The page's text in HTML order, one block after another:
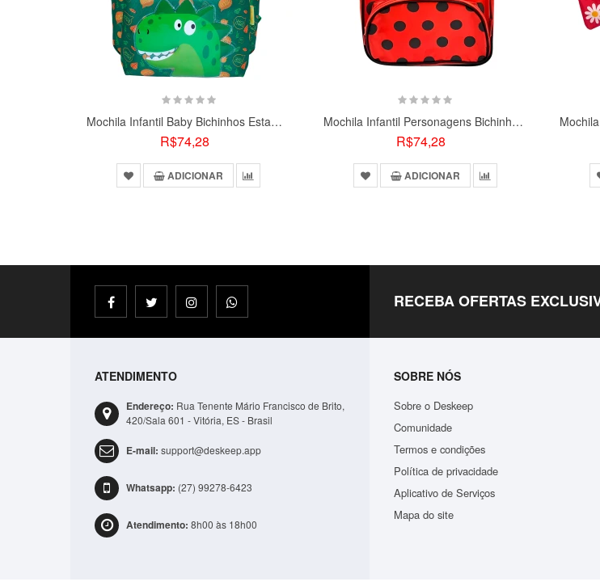
Mochila Infantil Baby Bichinhos Estampas Variadas
R$74,28
ADICIONAR
Mochila Infantil Personagens Bichinhos Escolar: Joaninha
R$74,28
ADICIONAR
Bolsa Lateral Transversal Lisa Casual 3 Compartime.. Bolsa Feminina Tranversal Carteira
RECEBA OFERTAS
ATENDIMENTO
Endereço: Rua Tenente Mário Francisco de Brito,
420/Sala 601 - Vitória, ES - Brasil
E-mail: support@deskeep.app
Whatsapp: (27) 99278-6423
Atendimento: 8h00 às 18h00
SOBRE NÓS
Sobre o Deskeep
Comunidade
Termos e condições
Política de privacidade
Aplicativo de Serviços
Mapa do site